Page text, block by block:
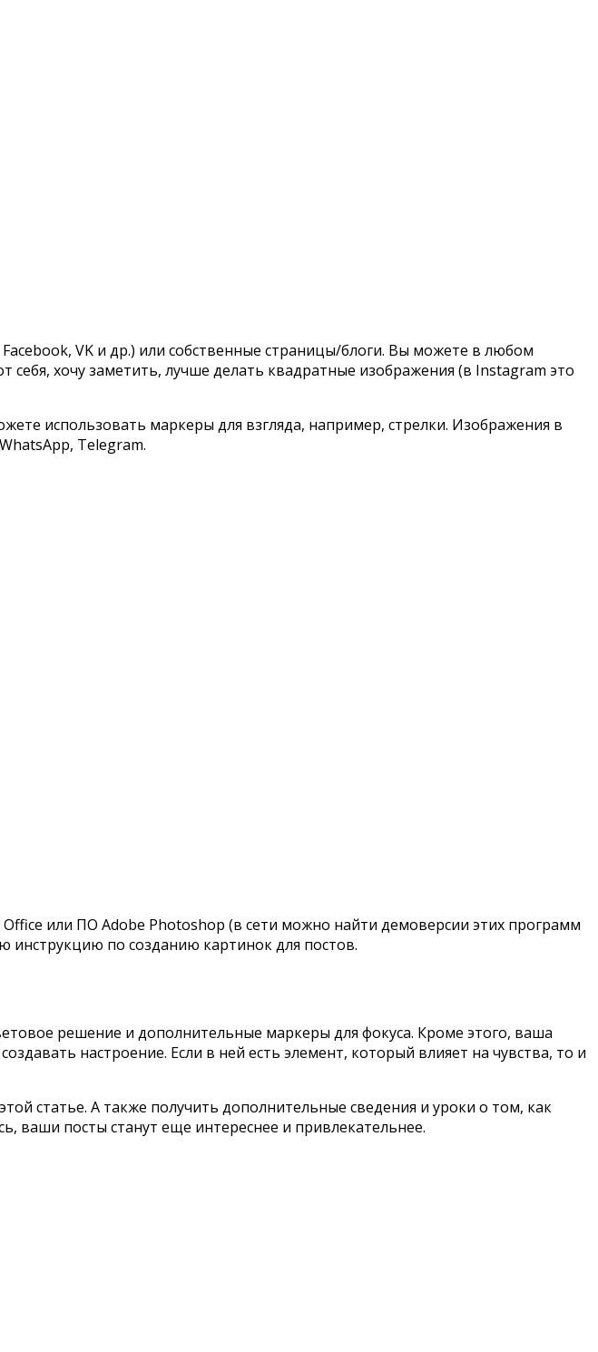
VK и др.) или собственные страницы/блоги. Вы можете в любом
хочу заметить, лучше делать квадратные изображения (в Instagram это
использовать маркеры для взгляда, например, стрелки. Изображения в
Telegram.
или ПО Adobe Photoshop (в сети можно найти демоверсии этих программ
инструкцию по созданию картинок для постов.
решение и дополнительные маркеры для фокуса. Кроме этого, ваша
настроение. Если в ней есть элемент, который влияет на чувства, то и
статье. А также получить дополнительные сведения и уроки о том, как
ваши посты станут еще интереснее и привлекательнее.